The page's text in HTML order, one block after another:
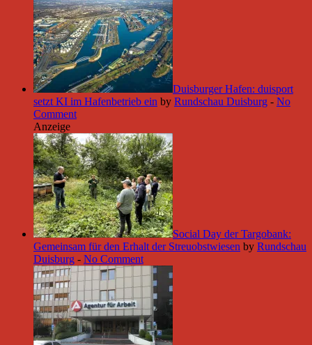
Duisburger Hafen: duisport
setzt KI im Hafenbetrieb ein by Rundschau Duisburg - No
Comment
Anzeige
Social Day der Targobank:
Gemeinsam für den Erhalt der Streuobstwiesen by Rundschau
Duisburg - No Comment